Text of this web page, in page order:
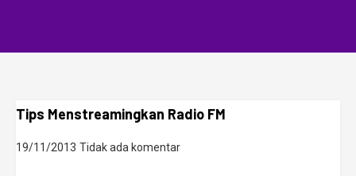
Tips Menstreamingkan Radio FM
19/11/2013 Tidak ada komentar